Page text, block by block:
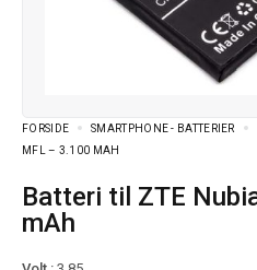
FORSIDE SMARTPHONE - BATTERIER
MFL – 3.100 MAH
Batteri til ZTE Nubia Z17 mfl – 3.100
mAh